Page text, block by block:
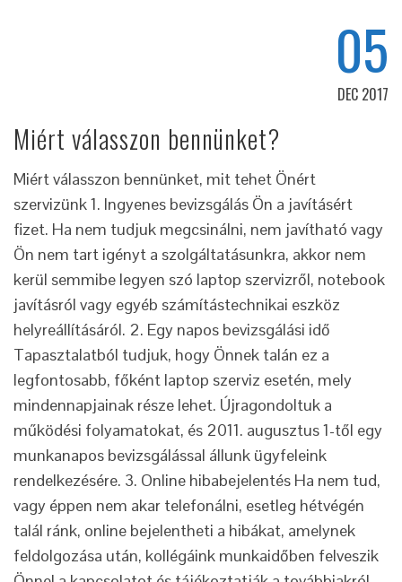
05
DEC 2017
Miért válasszon bennünket?
Miért válasszon bennünket, mit tehet Önért
szervizünk 1. Ingyenes bevizsgálás Ön a javításért
fizet. Ha nem tudjuk megcsinálni, nem javítható vagy
Ön nem tart igényt a szolgáltatásunkra, akkor nem
kerül semmibe legyen szó laptop szervizről, notebook
javításról vagy egyéb számítástechnikai eszköz
helyreállításáról. 2. Egy napos bevizsgálási idő
Tapasztalatból tudjuk, hogy Önnek talán ez a
legfontosabb, főként laptop szerviz esetén, mely
mindennapjainak része lehet. Újragondoltuk a
működési folyamatokat, és 2011. augusztus 1-től egy
munkanapos bevizsgálással állunk ügyfeleink
rendelkezésére. 3. Online hibabejelentés Ha nem tud,
vagy éppen nem akar telefonálni, esetleg hétvégén
talál ránk, online bejelentheti a hibákat, amelynek
feldolgozása után, kollégáink munkaidőben felveszik